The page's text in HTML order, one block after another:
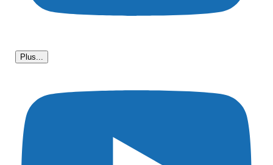
Plus...